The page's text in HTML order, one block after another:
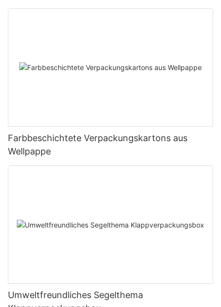
Farbbeschichtete Verpackungskartons aus
Wellpappe
Umweltfreundliches Segelthema